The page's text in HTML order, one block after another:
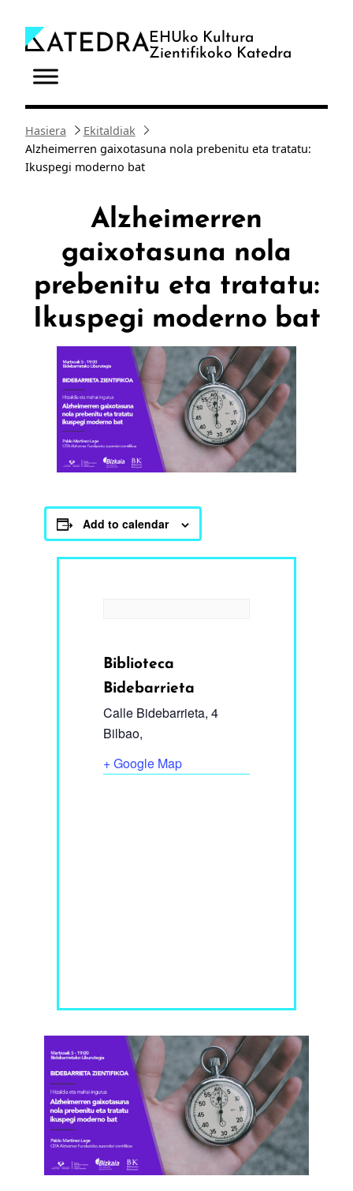
edukira
EHUko Kultura
Zientifikoko Katedra
Hasiera
Ekitaldiak
Alzheimerren gaixotasuna nola prebenitu eta tratatu:
Ikuspegi moderno bat
Alzheimerren
gaixotasuna nola
prebenitu eta tratatu:
Ikuspegi moderno bat
Add to calendar
Biblioteca
Bidebarrieta
Calle Bidebarrieta, 4
Bilbao,
+ Google Map